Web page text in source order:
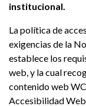
institucional.
La política de
exigencias de la
establece los
web, y la cual
contenido web
Accesibilidad